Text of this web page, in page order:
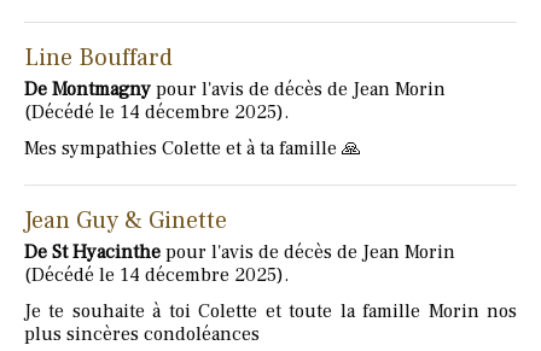
Line Bouffard
De Montmagny pour l'avis de décès de Jean Morin
(Décédé le 14 décembre 2025).
Mes sympathies Colette et à ta famille 🙏
Jean Guy & Ginette
De St Hyacinthe pour l'avis de décès de Jean Morin
(Décédé le 14 décembre 2025).
Je te souhaite à toi Colette et toute la famille Morin nos
plus sincères condoléances